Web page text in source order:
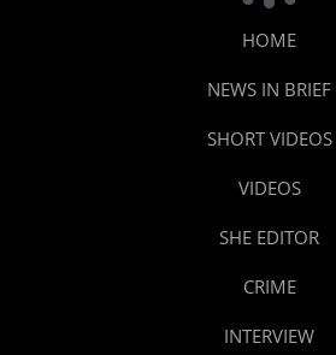
HOME
NEWS IN BRIEF
SHORT VIDEOS
VIDEOS
SHE EDITOR
CRIME
INTERVIEW